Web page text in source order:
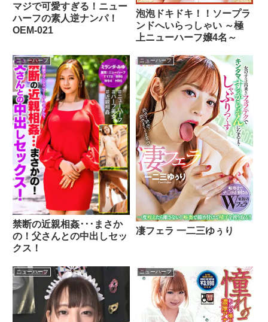
マジで可愛すぎる！ニュー
ハーフの素人逆ナンパ！
OEM-021
泡泡ドキドキ！！ソープラ
ンドへいらっしゃい ～極
上ニューハーフ嬢4名～
ニューハーフ
禁断の近親相姦･･･まさか
の！父さんとの中出しセッ
クス！
ニューハーフ
凄フェラ 一二三ゆぅり
ニューハーフ ニューハーフ